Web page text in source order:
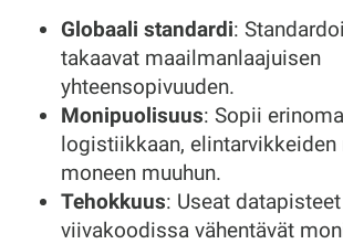
Globaali standardi:
takaavat maailmanlaajuisen
yhteensopivuuden.
Monipuolisuus: Sopii
logistiikkaan, elintarvikkeiden
moneen muuhun.
Tehokkuus: Useat
viivakoodissa vähentävät